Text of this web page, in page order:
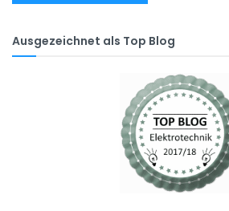
Ausgezeichnet als Top Blog